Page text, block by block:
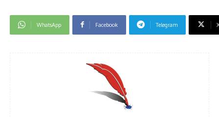
WhatsApp Facebook Telegram